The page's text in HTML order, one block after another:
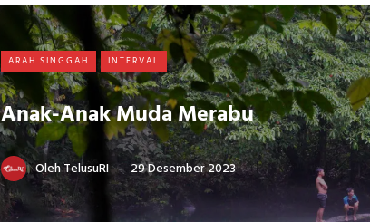
ARAH SINGGAH INTERVAL
Anak-Anak Muda Merabu
OlehTelusuRI 29 Desember 2023